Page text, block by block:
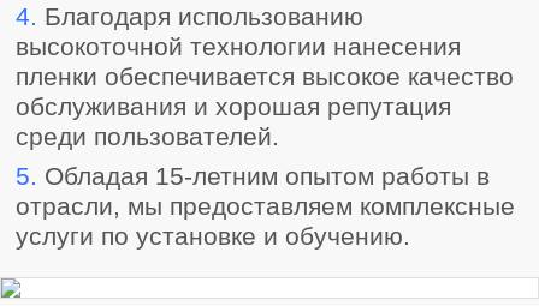
4. Благодаря использованию
высокоточной технологии нанесения
пленки обеспечивается высокое качество
обслуживания и хорошая репутация
среди пользователей.
5. Обладая 15-летним опытом работы в
отрасли, мы предоставляем комплексные
услуги по установке и обучению.